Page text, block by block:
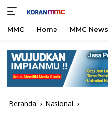
konten
MMC Home MMC News
Beranda Nasional